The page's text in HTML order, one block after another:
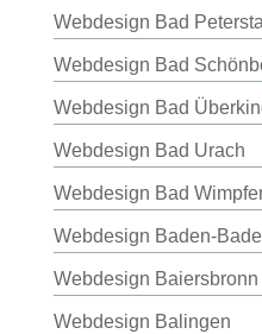
Webdesign Bad
Webdesign Bad
Webdesign Bad
Webdesign Bad Urach
Webdesign Bad
Webdesign Baden-
Webdesign Baiersbronn
Webdesign Balingen